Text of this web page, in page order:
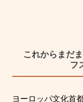
これからまだ
フ
ヨーロッパ文化首